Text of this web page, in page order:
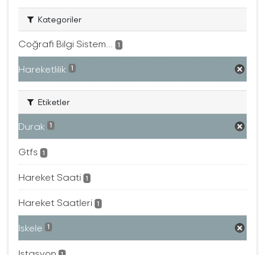
Kategoriler
Coğrafi Bilgi Sistem... 1
Hareketlilik 1
Etiketler
Durak 1
Gtfs 1
Hareket Saati 1
Hareket Saatleri 1
Iskele 1